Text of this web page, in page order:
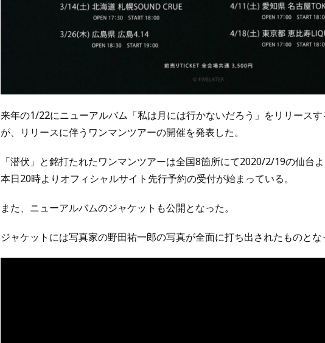
来年の1/22にニューアルバム「私は月には行かないだろう」をリリース
が、リリースに伴うワンマンツアーの開催を発表した。
「潜伏」と銘打たれたワンマンツアーは全国8箇所にて2020/2/19の仙台よ
本日20時よりオフィシャルサイト先行予約の受付が始まっている。
また、ニューアルバムのジャケットも公開となった。
ジャケットには写真家の野田祐一郎の写真が全面に打ち出されたものとな